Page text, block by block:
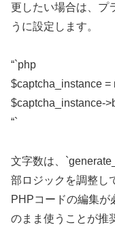
更したい場合は、プ
うに設定します。
“`php
$captcha_instance
$captcha_instance-
“`
文字数は、
部ロジックを調整し
PHPコードの編集が
のまま使うことが推